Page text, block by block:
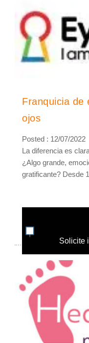
Franquicia de
ojos
Posted : 12/07/2022
La diferencia es
¿Algo grande,
gratificante? Desde
Solicite